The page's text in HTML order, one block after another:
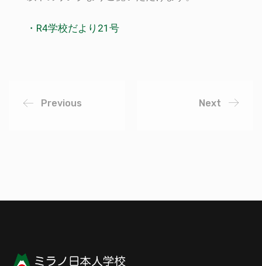
・R4学校だより21号
Previous Next